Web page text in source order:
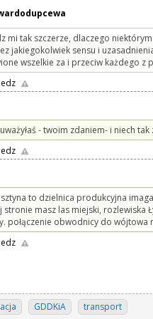
mi tak szczerze, dlaczego
jakiegokolwiek sensu i
wszelkie za i przeciw każdego z
- twoim zdaniem- i niech
to dzielnica produkcyjna
stronie masz las miejski, rozlewiska
połączenie obwodnicy do wójtowa
GDDKiA transport